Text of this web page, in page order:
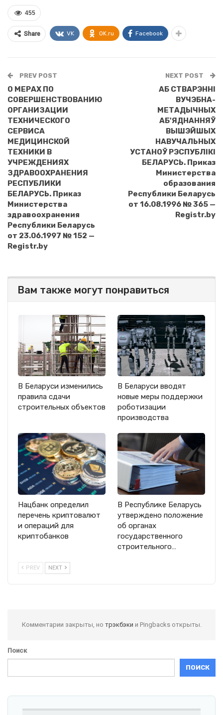
455
Share VK OK.ru Facebook
PREV POST
О МЕРАХ ПО
СОВЕРШЕНСТВОВАНИЮ
ОРГАНИЗАЦИИ
ТЕХНИЧЕСКОГО
СЕРВИСА
МЕДИЦИНСКОЙ
ТЕХНИКИ В
УЧРЕЖДЕНИЯХ
ЗДРАВООХРАНЕНИЯ
РЕСПУБЛИКИ
БЕЛАРУСЬ. Приказ
Министерства
здравоохранения
Республики Беларусь
от 23.06.1997 № 152 —
Registr.by
NEXT POST
АБ СТВАРЭННI
ВУЧЭБНА-
МЕТАДЫЧНЫХ
АБ'ЯДНАННЯЎ
ВЫШЭЙШЫХ
НАВУЧАЛЬНЫХ
УСТАНОЎ РЭСПУБЛIКI
БЕЛАРУСЬ. Приказ
Министерства
образования
Республики Беларусь
от 16.08.1996 № 365 —
Registr.by
Вам также могут понравиться
В Беларуси изменились
правила сдачи
строительных объектов
В Беларуси вводят
новые меры поддержки
роботизации
производства
Нацбанк определил
перечень криптовалют
и операций для
криптобанков
В Республике Беларусь
утверждено положение
об органах
государственного
строительного…
PREV NEXT
Комментарии закрыты, но трэкбэки и Pingbacks открыты.
Поиск
ПОИСК